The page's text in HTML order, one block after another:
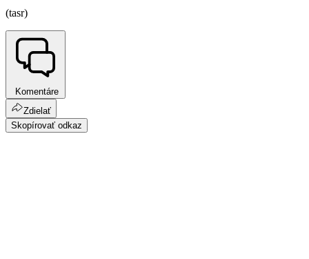
(tasr)
Komentáre
Zdielať
Skopírovať odkaz